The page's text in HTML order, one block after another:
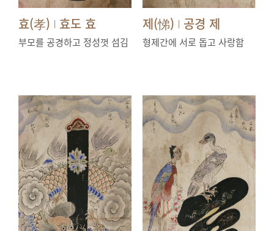
효(孝) | 효도 효
부모를 공경하고 정성껏 섬김
제(悌) | 공경 제
형제간에 서로 돕고 사랑함